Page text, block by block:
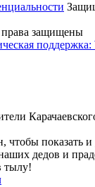
права защищены
чтобы показать и
дедов и
тылу!